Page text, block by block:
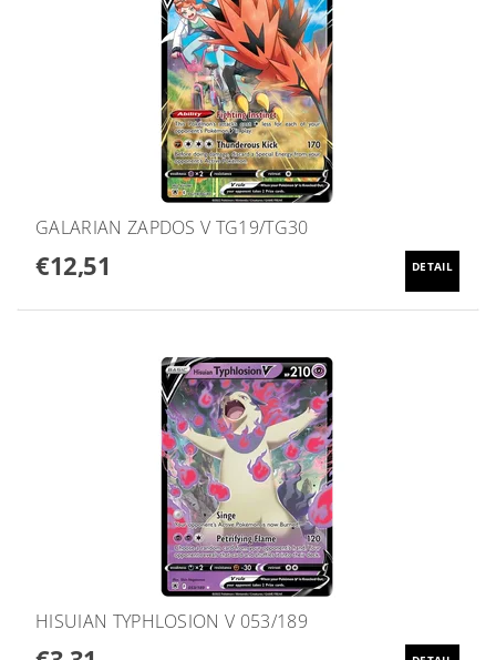
GALARIAN ZAPDOS V TG19/TG30
€12,51 DETAIL
HISUIAN TYPHLOSION V 053/189